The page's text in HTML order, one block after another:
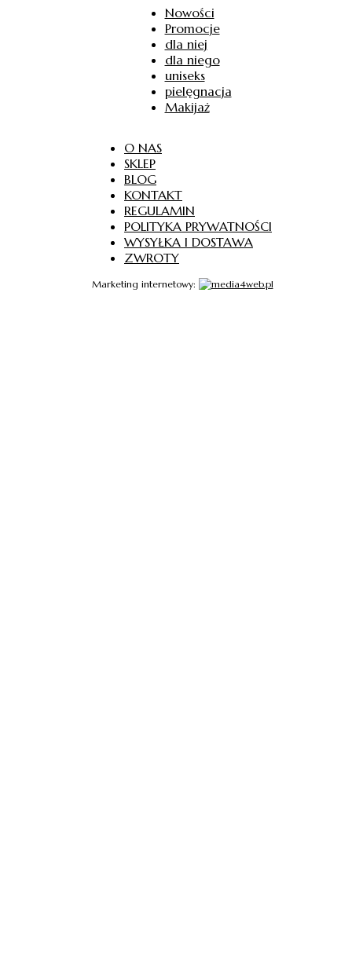
Nowości
Promocje
dla niej
dla niego
uniseks
pielęgnacja
Makijaż
O NAS
SKLEP
BLOG
KONTAKT
REGULAMIN
POLITYKA PRYWATNOŚCI
WYSYŁKA I DOSTAWA
ZWROTY
Marketing internetowy: